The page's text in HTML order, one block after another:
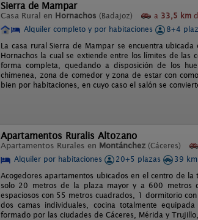
Sierra de Mampar
Casa Rural en Hornachos (Badajoz) a 33,5 km
Alquiler completo y por habitaciones
8+4
La casa rural Sierra de Mampar se encuentra
Hornachos la cual se extiende entre los límites de las
forma completa, quedando a disposición de los
chimenea, zona de comedor y zona de estar con
bien por habitaciones, en cuyo caso el salón se
Apartamentos Ruralis Altozano
Apartamentos Rurales en Montánchez (Cáceres)
Alquiler por habitaciones
20+5 plazas
39
Acogedores apartamentos ubicados en el centro de
solo 20 metros de la plaza mayor y a 600 metros
espaciosos con 55 metros cuadrados, 1 dormitorio
dos camas individuales, cocina totalmente
formado por las ciudades de Cáceres, Mérida y